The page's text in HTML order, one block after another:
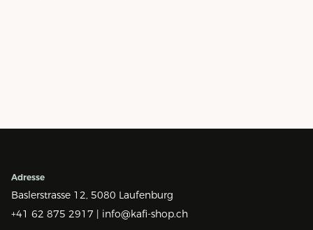
Adresse
Baslerstrasse 12, 5080 Laufenburg
+41 62 875 2917 | info@kafi-shop.ch